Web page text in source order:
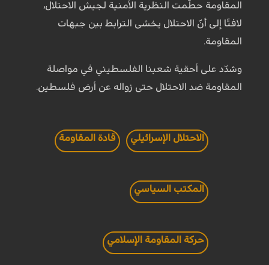
المقاومة حطّمت النظرية الأمنية لجيش الاحتلال،
لافتًا إلى أنّ الاحتلال يخشى الترابط بين جبهات
المقاومة.
وشدّد على أحقية شعبنا الفلسطيني في مواصلة
المقاومة ضد الاحتلال حتى زواله عن أرض فلسطين.
الاحتلال الإسرائيلي قادة المقاومة
المكتب السياسي
حركة المقاومة الإسلامي